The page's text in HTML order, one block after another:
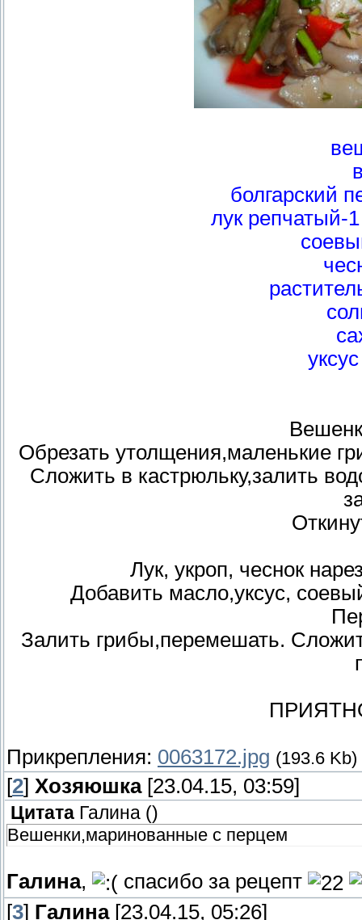
болгарский
лук репчатый-
Обрезать утолщения,маленькие
Сложить в кастрюльку,залить
Лук, укроп, чеснок
Добавить масло,уксус,
Залить грибы,перемешать.
Прикрепления: 0063172.jpg (193.6 Kb)
[2] Хозяюшка[23.04.15, 03:59]
Цитата Галина ()
Вешенки,маринованные с перцем
Галина,
спасибо за рецепт
[3] Галина[23.04.15, 05:26]